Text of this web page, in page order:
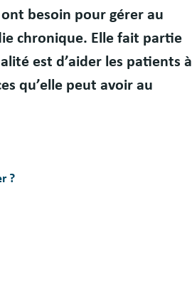
besoin pour gérer au
chronique. Elle fait partie
est d’aider les patients à
qu’elle peut avoir au
?